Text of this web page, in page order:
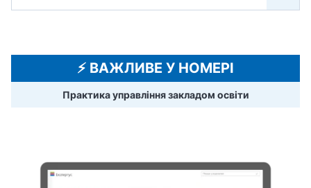
⚡️ ВАЖЛИВЕ У НОМЕРІ
Практика управління закладом освіти